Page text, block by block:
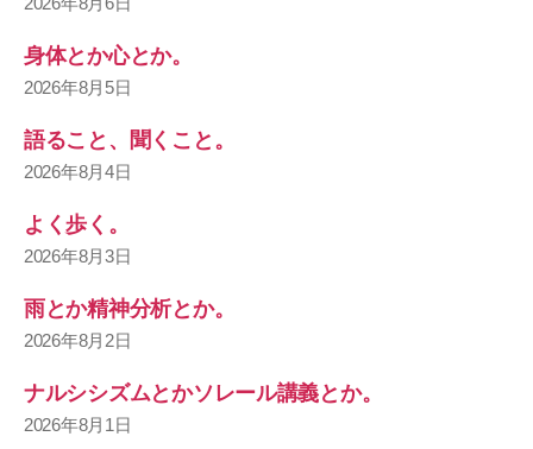
身体とか心とか。
2026年8月5日
語ること、聞くこと。
2026年8月4日
よく歩く。
2026年8月3日
雨とか精神分析とか。
2026年8月2日
ナルシシズムとかソレール講義とか。
2026年8月1日